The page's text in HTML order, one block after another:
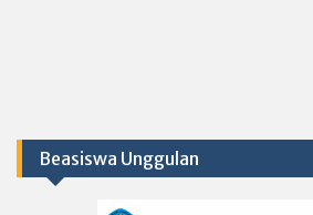
Beasiswa Unggulan